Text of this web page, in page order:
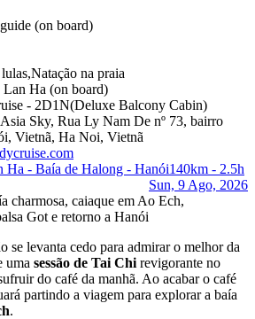
(on board)
na praia
Ha (on board)
- 2D1N(Deluxe Balcony Cabin)
Sky, Rua Ly Nam De nº 73, bairro
Vietnã, Ha Noi, Vietnã
Ha - Baía de Halong - Hanói140km - 2.5h
Sun, 9 Ago, 2026
charmosa, caiaque em Ao Ech,
Got e retorno a Hanói
se levanta cedo para admirar o melhor da
uma sessão de Tai Chi revigorante no
do café da manhã. Ao acabar o café
partindo a viagem para explorar a baía
.